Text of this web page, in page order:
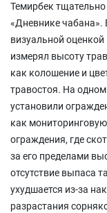
Темирбек
«Дневнике чабана».
визуальной
измерял высоту
как колошение и
травостоя. На
установили
как
ограждения, где
за его пределами
отсутствие выпаса
ухудшается из-за
разрастания